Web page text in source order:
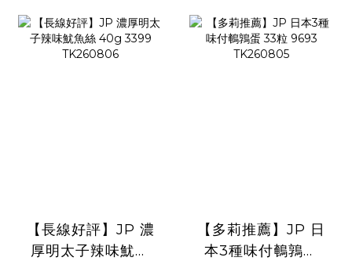
【長線好評】JP 濃
厚明太子辣味魷魚
【多莉推薦】JP 日
本3種味付鵪鶉蛋